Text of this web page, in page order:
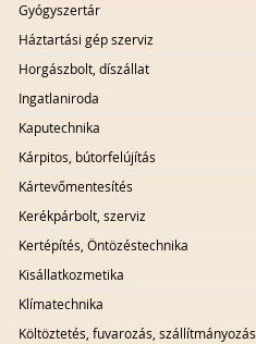
Gyógyszertár
Háztartási gép szerviz
Horgászbolt, díszállat
Ingatlaniroda
Kaputechnika
Kárpitos, bútorfelújítás
Kártevőmentesítés
Kerékpárbolt, szerviz
Kertépítés, Öntözéstechnika
Kisállatkozmetika
Klímatechnika
Költöztetés, fuvarozás, szállítmányozás